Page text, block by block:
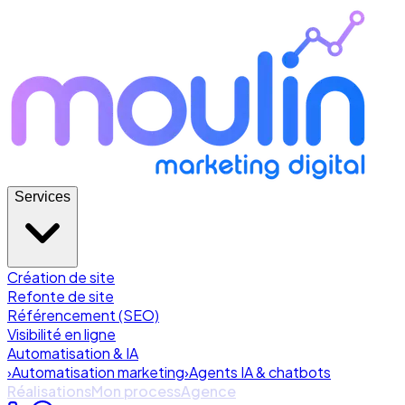
Services
Création de site
Refonte de site
Référencement (SEO)
Visibilité en ligne
Automatisation & IA
›Automatisation marketing›Agents IA & chatbots
RéalisationsMon processAgence